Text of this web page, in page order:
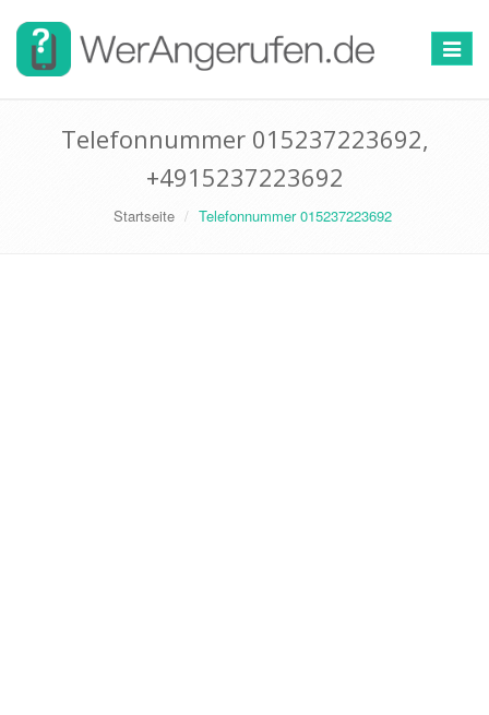
Toggle
Telefonnummer 015237223692,
+4915237223692
Startseite Telefonnummer 015237223692